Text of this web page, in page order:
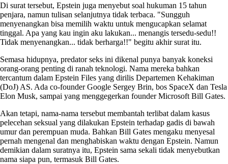
Di surat tersebut, Epstein juga menyebut soal hukuman 15 tahun
penjara, namun tulisan selanjutnya tidak terbaca. "Sungguh
menyenangkan bisa memilih waktu untuk mengucapkan selamat
tinggal. Apa yang kau ingin aku lakukan... menangis tersedu-sedu!!
Tidak menyenangkan... tidak berharga!!" begitu akhir surat itu.
Semasa hidupnya, predator seks ini dikenal punya banyak koneksi
orang-orang penting di ranah teknologi. Nama mereka bahkan
tercantum dalam Epstein Files yang dirilis Departemen Kehakiman
(DoJ) AS. Ada co-founder Google Sergey Brin, bos SpaceX dan Tesla
Elon Musk, sampai yang menggegerkan founder Microsoft Bill Gates.
Akan tetapi, nama-nama tersebut membantah terlibat dalam kasus
pelecehan seksual yang dilakukan Epstein terhadap gadis di bawah
umur dan perempuan muda. Bahkan Bill Gates mengaku menyesal
pernah mengenal dan menghabiskan waktu dengan Epstein. Namun
demikian dalam suratnya itu, Epstein sama sekali tidak menyebutkan
nama siapa pun, termasuk Bill Gates.